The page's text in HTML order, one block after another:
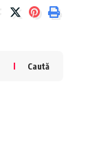
Caută